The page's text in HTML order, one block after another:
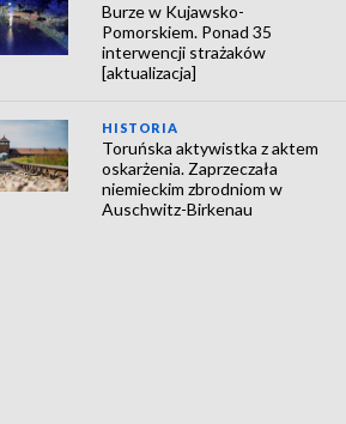
Burze w Kujawsko-
Pomorskiem. Ponad 35
interwencji strażaków
[aktualizacja]
HISTORIA
Toruńska aktywistka z aktem
oskarżenia. Zaprzeczała
niemieckim zbrodniom w
Auschwitz-Birkenau